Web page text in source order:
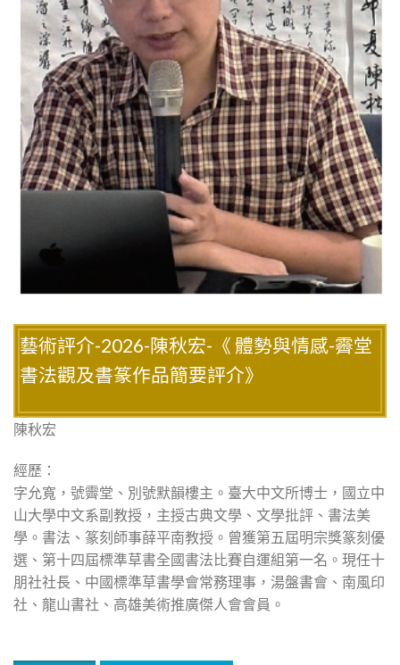
藝術評介-2026-陳秋宏-《 體勢與情感-霽堂
書法觀及書篆作品簡要評介》
陳秋宏
經歷：
字允寬，號霽堂、別號默韻樓主。臺大中文所博士，國立中
山大學中文系副教授，主授古典文學、文學批評、書法美
學。書法、篆刻師事薛平南教授。曾獲第五屆明宗獎篆刻優
選、第十四屆標準草書全國書法比賽自運組第一名。現任十
朋社社長、中國標準草書學會常務理事，湯盤書會、南風印
社、龍山書社、高雄美術推廣傑人會會員。